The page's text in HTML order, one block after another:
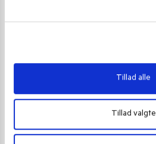
Tillad alle
Tillad valgte